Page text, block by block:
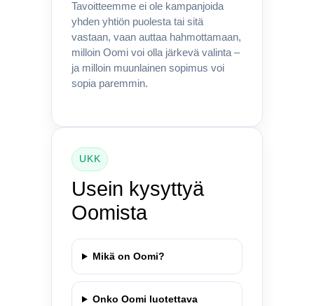
Tavoitteemme ei ole kampanjoida
yhden yhtiön puolesta tai sitä
vastaan, vaan auttaa hahmottamaan,
milloin Oomi voi olla järkevä valinta –
ja milloin muunlainen sopimus voi
sopia paremmin.
UKK
Usein kysyttyä
Oomista
Mikä on Oomi?
Onko Oomi luotettava